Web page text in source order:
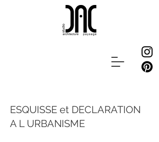
ESQUISSE et DECLARATION
A L URBANISME